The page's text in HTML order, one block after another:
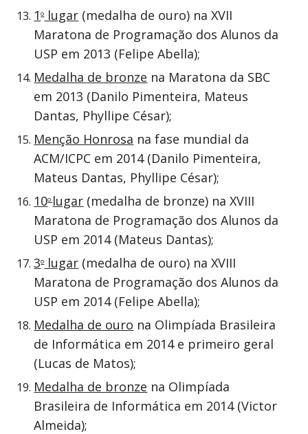
1olugar (medalha de ouro) na XVII
Maratona de Programação dos Alunos da
USP em 2013 (Felipe Abella);
Medalha de bronze na Maratona da SBC
em 2013 (Danilo Pimenteira, Mateus
Dantas, Phyllipe César);
Menção Honrosa na fase mundial da
ACM/ICPC em 2014 (Danilo Pimenteira,
Mateus Dantas, Phyllipe César);
10olugar (medalha de bronze) na XVIII
Maratona de Programação dos Alunos da
USP em 2014 (Mateus Dantas);
3olugar (medalha de ouro) na XVIII
Maratona de Programação dos Alunos da
USP em 2014 (Felipe Abella);
Medalha de ouro na Olimpíada Brasileira
de Informática em 2014 e primeiro geral
(Lucas de Matos);
Medalha de bronze na Olimpíada
Brasileira de Informática em 2014 (Victor
Almeida);